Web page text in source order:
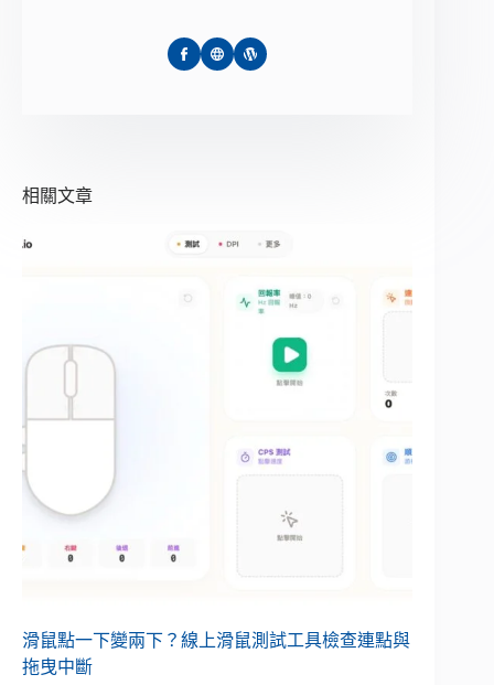
相關文章
滑鼠點一下變兩下？線上滑鼠測試工具檢查連點與
拖曳中斷